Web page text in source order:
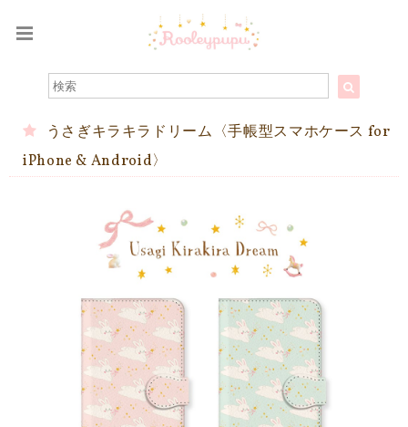
うさぎキラキラドリーム〈手帳型スマホケース for
iPhone & Android〉